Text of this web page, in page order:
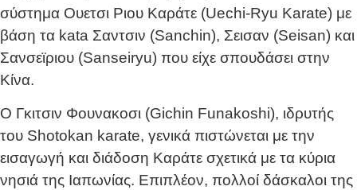
σύστημα Ουετσι Ριου Καράτε (Uechi-Ryu Karate) με
βάση τα kata Σαντσιν (Sanchin), Σεισαν (Seisan) και
Σανσεϊριου (Sanseiryu) που είχε σπουδάσει στην
Κίνα.
Ο Γκιτσιν Φουνακοσι (Gichin Funakoshi), ιδρυτής
του Shotokan karate, γενικά πιστώνεται με την
εισαγωγή και διάδοση Καράτε σχετικά με τα κύρια
νησιά της Ιαπωνίας. Επιπλέον, πολλοί δάσκαλοι της